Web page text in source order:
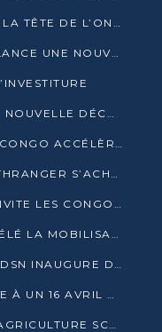
BRICE VOLTAIRE ETOU OBAMI À LA TÊTE DE L’ONEC-C POUR TROIS ANS
L’AMBASSADE DES ÉTATS-UNIS LANCE UNE NOUVELLE COHORTE DU PROGRAMME ACCESS MICRO-SCHOLARSHIP
TOTAL ENERGIES ANNONCE UNE NOUVELLE DÉCOUVERTE D’HYDROCARBURES SUR LE PERMIS MOHO AU LARGE DU CONGO
HUAWEI ET LA RÉPUBLIQUE DU CONGO ACCÉLÈRENT LEUR PARTENARIAT
BIODIVERSITÉ : LE PROJET EARTHRANGER S’ACHÈVE, MAIS LES DÉFIS DEMEURENT
LE FAN CLUB KANDZA MWENE INVITE LES CONGOLAIS À UNE FORTE AFFLUENCE AU STADE DE KINTÉLÉ
NINON GOUAMBA LANCE À KINTÉLÉ LA MOBILISATION POUR L’INVESTITURE DR DSN
ENSEIGNEMENT SUPÉRIEUR : L’UDSN INAUGURE DES LABORATOIRES POUR BOOSTER LA FORMATION PRATIQUE
LA « VAGUE BLEUE » SE PRÉPARE À UN 16 AVRIL HISTORIQUE
LE CRS ALLIE EAU POTABLE ET AGRICULTURE SCOLAIRE AU CŒUR DE LA TRANSFORMATION DES ÉCOLES RURALES